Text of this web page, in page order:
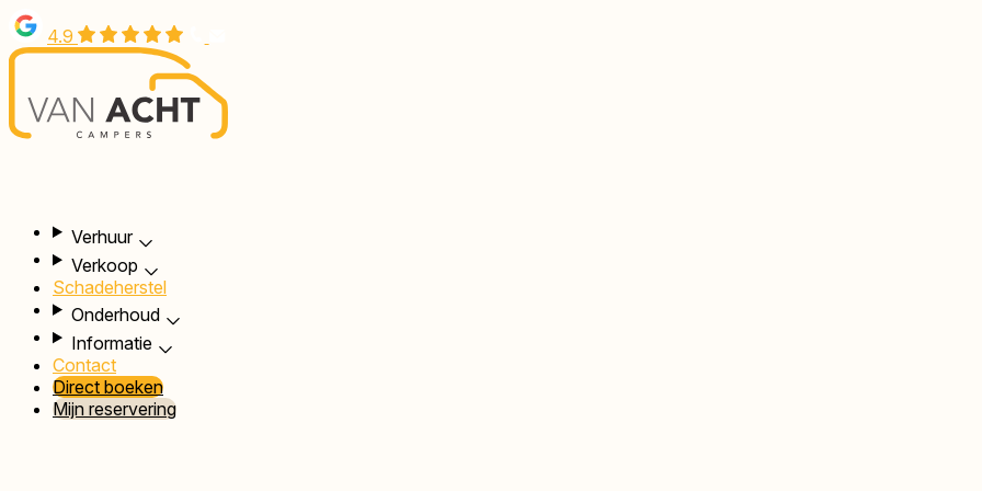
Overslaan
en
naar
inhoud
gaan
4.9
Verhuur
Verkoop
Schadeherstel
Onderhoud
Informatie
Contact
Direct boeken
Mijn reservering